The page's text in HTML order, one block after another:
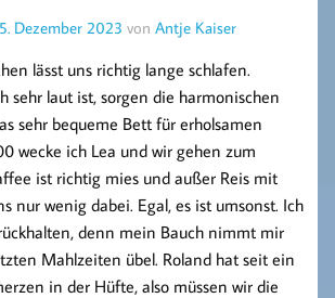
5. Dezember 2023 von Antje Kaiser
lässt uns richtig lange schlafen.
sehr laut ist, sorgen die harmonischen
sehr bequeme Bett für erholsamen
wecke ich Lea und wir gehen zum
ist richtig mies und außer Reis mit
nur wenig dabei. Egal, es ist umsonst. Ich
denn mein Bauch nimmt mir
Mahlzeiten übel. Roland hat seit ein
in der Hüfte, also müssen wir die